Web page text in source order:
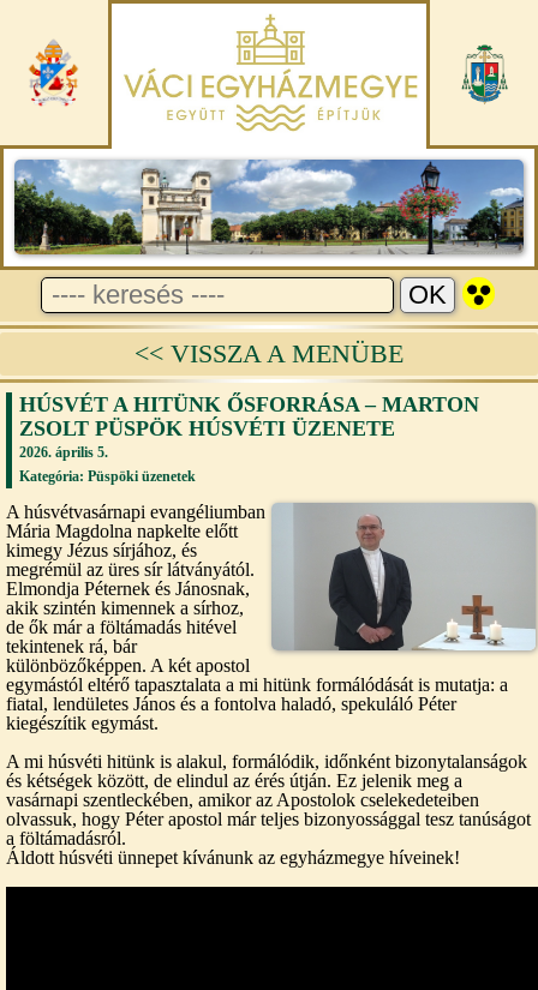
<< VISSZA A MENÜBE
HÚSVÉT A HITÜNK ŐSFORRÁSA – MARTON
ZSOLT PÜSPÖK HÚSVÉTI ÜZENETE
2026. április 5.
Kategória: Püspöki üzenetek
A húsvétvasárnapi evangéliumban
Mária Magdolna napkelte előtt
kimegy Jézus sírjához, és
megrémül az üres sír látványától.
Elmondja Péternek és Jánosnak,
akik szintén kimennek a sírhoz,
de ők már a föltámadás hitével
tekintenek rá, bár
különbözőképpen. A két apostol
egymástól eltérő tapasztalata a mi hitünk formálódását is mutatja: a
fiatal, lendületes János és a fontolva haladó, spekuláló Péter
kiegészítik egymást.
A mi húsvéti hitünk is alakul, formálódik, időnként bizonytalanságok
és kétségek között, de elindul az érés útján. Ez jelenik meg a
vasárnapi szentleckében, amikor az Apostolok cselekedeteiben
olvassuk, hogy Péter apostol már teljes bizonyossággal tesz tanúságot
a föltámadásról.
Áldott húsvéti ünnepet kívánunk az egyházmegye híveinek!